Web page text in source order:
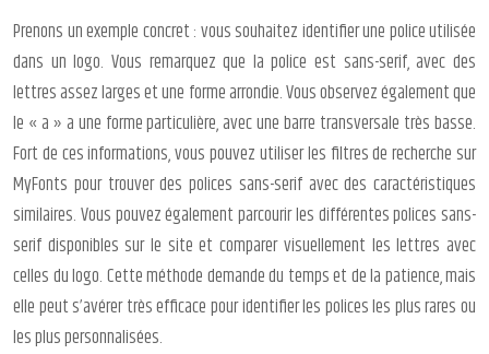
Prenons un exemple concret : vous souhaitez identifier une police utilisée
dans un logo. Vous remarquez que la police est sans-serif, avec des
lettres assez larges et une forme arrondie. Vous observez également que
le « a » a une forme particulière, avec une barre transversale très basse.
Fort de ces informations, vous pouvez utiliser les filtres de recherche sur
MyFonts pour trouver des polices sans-serif avec des caractéristiques
similaires. Vous pouvez également parcourir les différentes polices sans-
serif disponibles sur le site et comparer visuellement les lettres avec
celles du logo. Cette méthode demande du temps et de la patience, mais
elle peut s’avérer très efficace pour identifier les polices les plus rares ou
les plus personnalisées.